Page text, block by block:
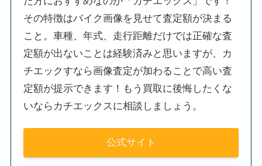
その特徴はバイク画像を見せて査定額が決まる
こと。車種、年式、走行距離だけでは正確な査
定額が出ないことは経験済みと思いますが、カ
チエックすなら画像査定が加わることで高い査
定額が提示できます！もう買取に後悔したくな
いならカチエックスに相談しましょう。
公式サイト